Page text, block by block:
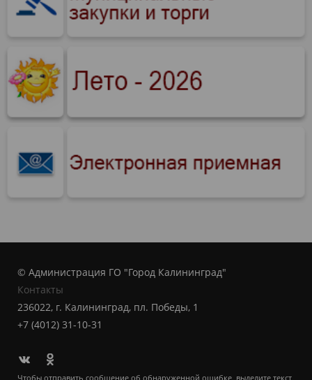
© Администрация ГО "Город Калининград"
Контакты
236022, г. Калининград, пл. Победы, 1
+7 (4012) 31-10-31
Чтобы отправить сообщение об обнаруженной ошибке, выделите текст